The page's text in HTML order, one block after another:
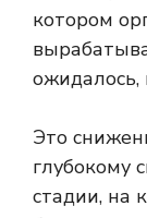
котором
ожидалось,
Это
глубокому
стадии, на